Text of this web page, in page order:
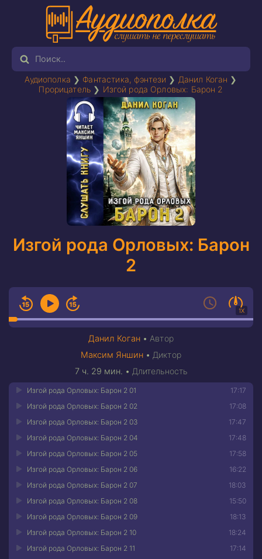
Аудиополка ❯ Фантастика, фэнтези ❯ Данил Коган ❯
Прорицатель ❯ Изгой рода Орловых: Барон 2
Изгой рода Орловых: Барон
2
1X
Данил Коган •Автор
Максим Яншин •Диктор
7 ч. 29 мин. • Длительность
17:17
Изгой рода Орловых: Барон 2 01
17:08
Изгой рода Орловых: Барон 2 02
17:47
Изгой рода Орловых: Барон 2 03
17:48
Изгой рода Орловых: Барон 2 04
17:58
Изгой рода Орловых: Барон 2 05
16:22
Изгой рода Орловых: Барон 2 06
18:03
Изгой рода Орловых: Барон 2 07
15:50
Изгой рода Орловых: Барон 2 08
18:13
Изгой рода Орловых: Барон 2 09
18:24
Изгой рода Орловых: Барон 2 10
17:14
Изгой рода Орловых: Барон 2 11